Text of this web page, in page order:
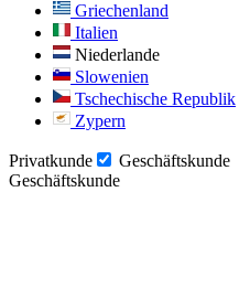
Griechenland
Italien
Niederlande
Slowenien
Tschechische Republik
Zypern
Privatkunde
Geschäftskunde
Geschäftskunde